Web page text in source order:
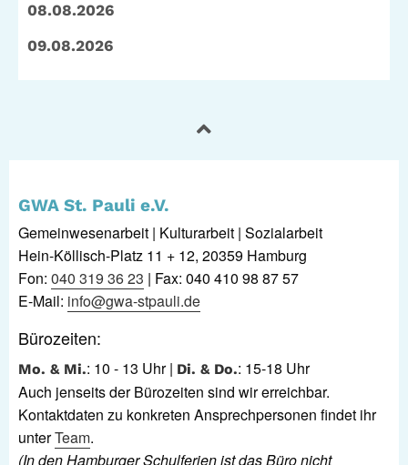
08.08.2026
09.08.2026
GWA St. Pauli e.V.
Gemeinwesenarbeit | Kulturarbeit | Sozialarbeit
Hein-Köllisch-Platz 11 + 12, 20359 Hamburg
Fon: 040 319 36 23 | Fax: 040 410 98 87 57
E-Mail: info@gwa-stpauli.de
Bürozeiten:
Mo. & Mi.: 10 - 13 Uhr | Di. & Do.: 15-18 Uhr
Auch jenseits der Bürozeiten sind wir erreichbar.
Kontaktdaten zu konkreten Ansprechpersonen findet ihr
unterTeam.
(In den Hamburger Schulferien ist das Büro nicht